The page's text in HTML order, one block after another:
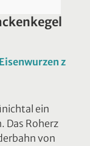
z
ein
Das Roherz
von